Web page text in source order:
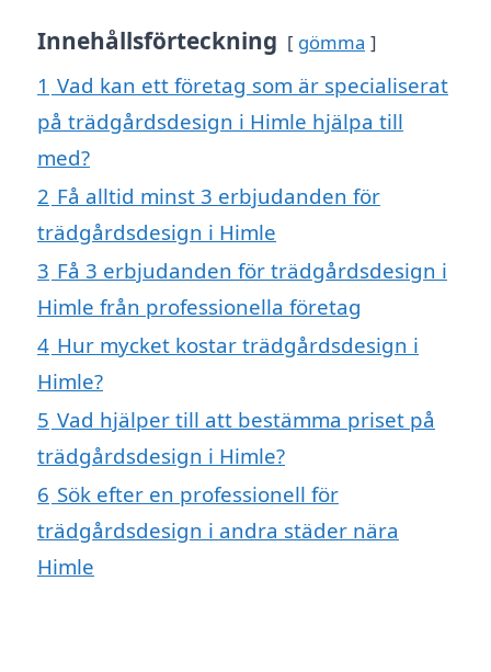
Innehållsförteckning gömma
1 Vad kan ett företag som är specialiserat
på trädgårdsdesign i Himle hjälpa till
med?
2 Få alltid minst 3 erbjudanden för
trädgårdsdesign i Himle
3 Få 3 erbjudanden för trädgårdsdesign i
Himle från professionella företag
4 Hur mycket kostar trädgårdsdesign i
Himle?
5 Vad hjälper till att bestämma priset på
trädgårdsdesign i Himle?
6 Sök efter en professionell för
trädgårdsdesign i andra städer nära
Himle